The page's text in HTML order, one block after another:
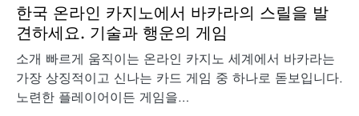
한국 온라인 카지노에서 바카라의 스릴을 발
견하세요. 기술과 행운의 게임
소개 빠르게 움직이는 온라인 카지노 세계에서 바카라는
가장 상징적이고 신나는 카드 게임 중 하나로 돋보입니다.
노련한 플레이어이든 게임을…